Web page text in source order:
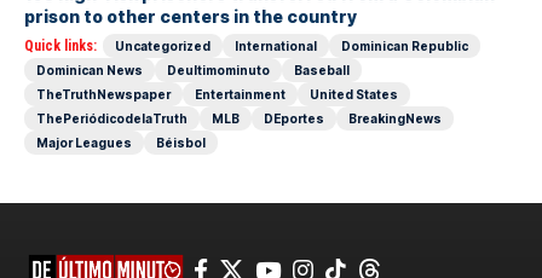
prison to other centers in the country
Quick links: Uncategorized International
Dominican Republic
Dominican News
Deultimominuto
Baseball
TheTruthNewspaper
Entertainment
United States
ThePeriódicodelaTruth
MLB DEportes
BreakingNews
Major Leagues
Béisbol